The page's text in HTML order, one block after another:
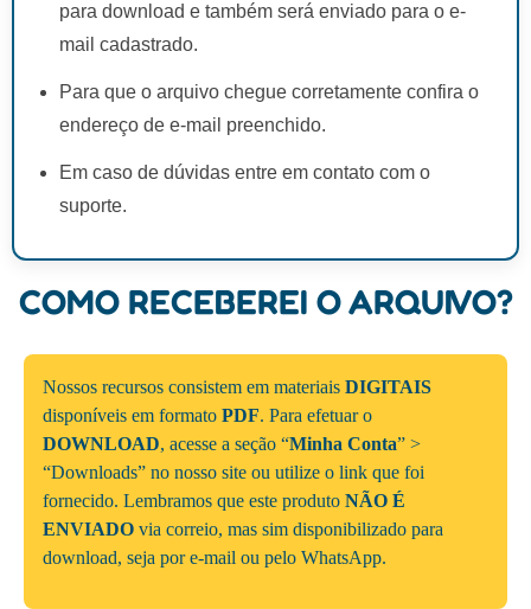
para download e também será enviado para o e-
mail cadastrado.
Para que o arquivo chegue corretamente confira o
endereço de e-mail preenchido.
Em caso de dúvidas entre em contato com o
suporte.
COMO RECEBEREI O ARQUIVO?
Nossos recursos consistem em materiais DIGITAIS
disponíveis em formato PDF. Para efetuar o
DOWNLOAD, acesse a seção “Minha Conta” >
“Downloads” no nosso site ou utilize o link que foi
fornecido. Lembramos que este produto NÃO É
ENVIADO via correio, mas sim disponibilizado para
download, seja por e-mail ou pelo WhatsApp.